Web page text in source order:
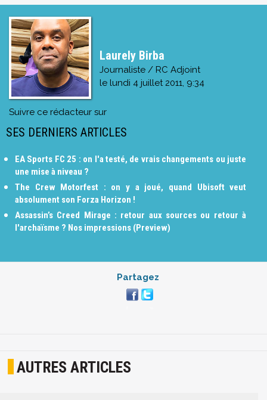
Laurely Birba
Journaliste / RC Adjoint
le lundi 4 juillet 2011, 9:34
Suivre ce rédacteur sur
SES DERNIERS ARTICLES
EA Sports FC 25 : on l'a testé, de vrais changements ou juste
une mise à niveau ?
The Crew Motorfest : on y a joué, quand Ubisoft veut
absolument son Forza Horizon !
Assassin’s Creed Mirage : retour aux sources ou retour à
l'archaïsme ? Nos impressions (Preview)
Partagez
AUTRES ARTICLES